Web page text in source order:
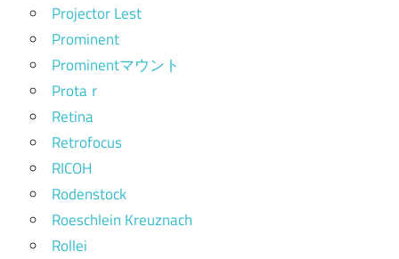
Projector Lest
Prominent
Prominentマウント
Protaｒ
Retina
Retrofocus
RICOH
Rodenstock
Roeschlein Kreuznach
Rollei